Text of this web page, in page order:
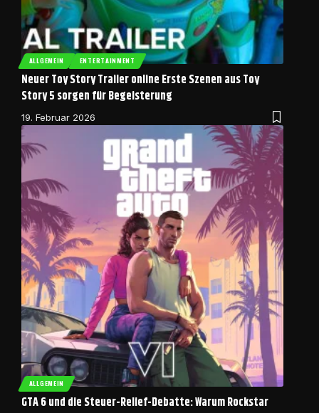
ALLGEMEIN ENTERTAINMENT
Neuer Toy Story Trailer online Erste Szenen aus Toy
Story 5 sorgen für Begeisterung
19. Februar 2026
ALLGEMEIN
GTA 6 und die Steuer-Relief-Debatte: Warum Rockstar